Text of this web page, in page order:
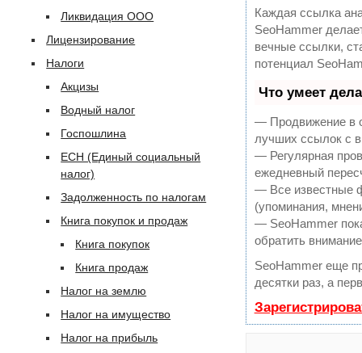
Каждая ссылка
SeoHammer
вечные ссылки,
потенциал
Что умеет
— Продвижение в
лучших ссылок с
— Регулярная
ежедневный
— Все известные
(упоминания,
— SeoHammer
обратить
SeoHammer еще
десятки раз, а
Ликвидация ООО
Лицензирование
Налоги
Акцизы
Водный налог
Госпошлина
ЕСН (Единый социальный
налог)
Задолженность по налогам
Книга покупок и продаж
Книга покупок
Книга продаж
Налог на землю
Налог на имущество
Налог на прибыль